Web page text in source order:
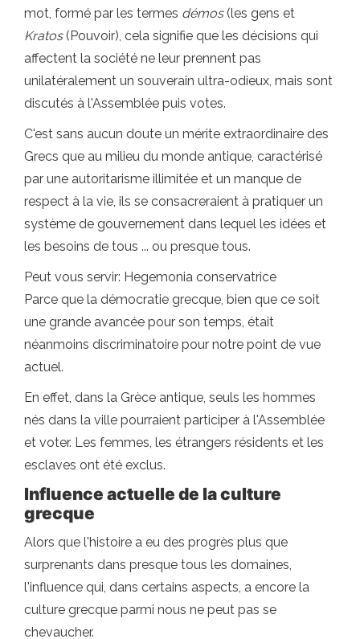
mot, formé par les termes démos(les gens et
Kratos(Pouvoir), cela signifie que les décisions qui
affectent la société ne leur prennent pas
unilatéralement un souverain ultra-odieux, mais sont
discutés à l'Assemblée puis votes.
C'est sans aucun doute un mérite extraordinaire des
Grecs que au milieu du monde antique, caractérisé
par une autoritarisme illimitée et un manque de
respect à la vie, ils se consacreraient à pratiquer un
système de gouvernement dans lequel les idées et
les besoins de tous ... ou presque tous.
Peut vous servir: Hegemonia conservatrice
Parce que la démocratie grecque, bien que ce soit
une grande avancée pour son temps, était
néanmoins discriminatoire pour notre point de vue
actuel.
En effet, dans la Grèce antique, seuls les hommes
nés dans la ville pourraient participer à l'Assemblée
et voter. Les femmes, les étrangers résidents et les
esclaves ont été exclus.
Influence actuelle de la culture
grecque
Alors que l'histoire a eu des progrès plus que
surprenants dans presque tous les domaines,
l'influence qui, dans certains aspects, a encore la
culture grecque parmi nous ne peut pas se
chevaucher.